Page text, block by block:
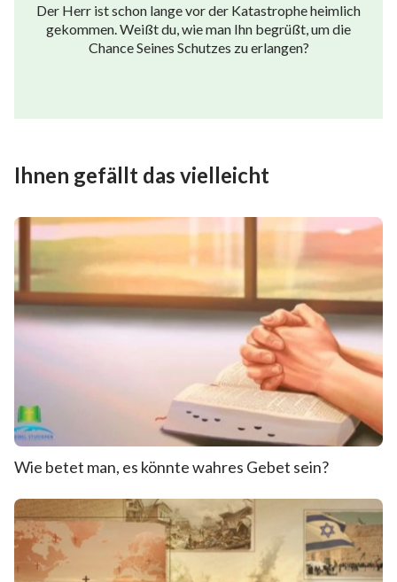
Der Herr ist schon lange vor der Katastrophe heimlich
gekommen. Weißt du, wie man Ihn begrüßt, um die
Chance Seines Schutzes zu erlangen?
Ihnen gefällt das vielleicht
Wie betet man, es könnte wahres Gebet sein?